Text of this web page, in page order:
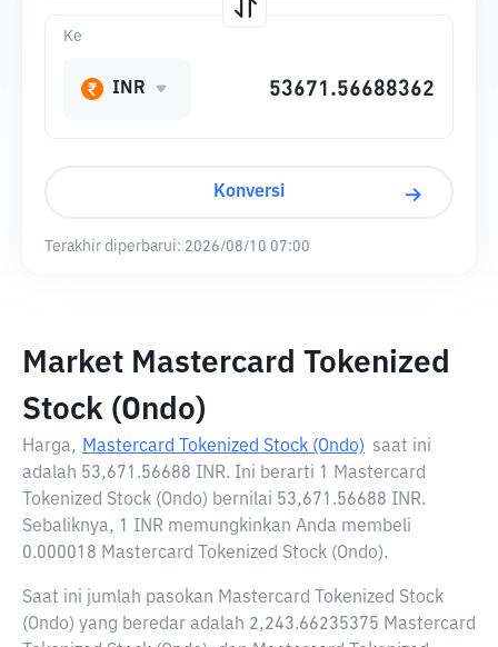
Ke
INR
Konversi
Terakhir diperbarui: 2026/08/10 07:00
Market Mastercard Tokenized
Stock (Ondo)
Harga, Mastercard Tokenized Stock (Ondo) saat ini
adalah 53,671.56688 INR. Ini berarti 1 Mastercard
Tokenized Stock (Ondo) bernilai 53,671.56688 INR.
Sebaliknya, 1 INR memungkinkan Anda membeli
0.000018 Mastercard Tokenized Stock (Ondo).
Saat ini jumlah pasokan Mastercard Tokenized Stock
(Ondo) yang beredar adalah 2,243.66235375 Mastercard